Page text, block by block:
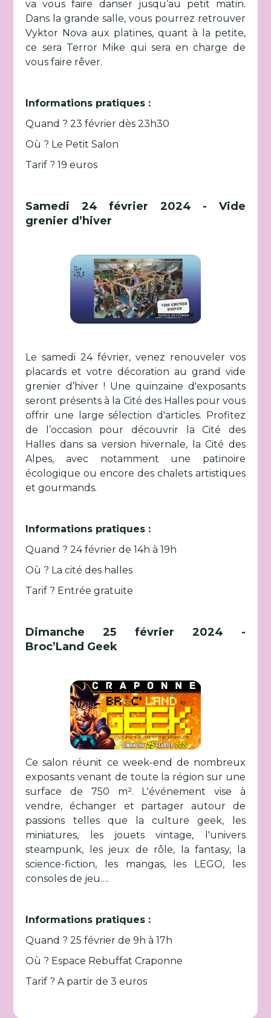
va vous faire danser jusqu’au petit matin.
Dans la grande salle, vous pourrez retrouver
Vyktor Nova aux platines, quant à la petite,
ce sera Terror Mike qui sera en charge de
vous faire rêver.
Informations pratiques :
Quand ? 23 février dès 23h30
Où ? Le Petit Salon
Tarif ? 19 euros
Samedi 24 février 2024 - Vide
grenier d’hiver
Le samedi 24 février, venez renouveler vos
placards et votre décoration au grand vide
grenier d’hiver ! Une quinzaine d'exposants
seront présents à la Cité des Halles pour vous
offrir une large sélection d'articles. Profitez
de l’occasion pour découvrir la Cité des
Halles dans sa version hivernale, la Cité des
Alpes, avec notamment une patinoire
écologique ou encore des chalets artistiques
et gourmands.
Informations pratiques :
Quand ? 24 février de 14h à 19h
Où ? La cité des halles
Tarif ? Entrée gratuite
Dimanche 25 février 2024 -
Broc’Land Geek
Ce salon réunit ce week-end de nombreux
exposants venant de toute la région sur une
surface de 750 m². L'événement vise à
vendre, échanger et partager autour de
passions telles que la culture geek, les
miniatures, les jouets vintage, l'univers
steampunk, les jeux de rôle, la fantasy, la
science-fiction, les mangas, les LEGO, les
consoles de jeu….
Informations pratiques :
Quand ? 25 février de 9h à 17h
Où ? Espace Rebuffat Craponne
Tarif ? A partir de 3 euros